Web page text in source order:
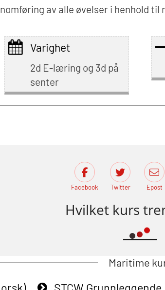
av alle øvelser i henhold
Varighet
2d E-læring og 3d på
senter
Facebook Twitter Epost
Hvilket kurs
Maritime